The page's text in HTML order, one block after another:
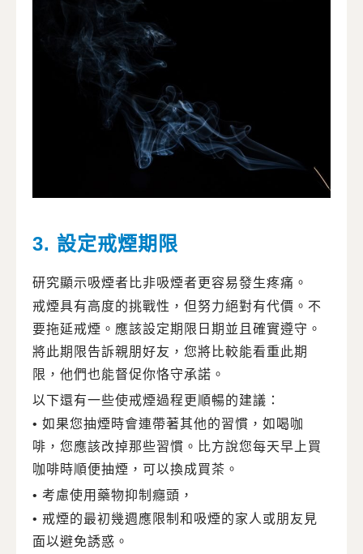
3. 設定戒煙期限
研究顯示吸煙者比非吸煙者更容易發生疼痛。
戒煙具有高度的挑戰性，但努力絕對有代價。不
要拖延戒煙。應該設定期限日期並且確實遵守。
將此期限告訴親朋好友，您將比較能看重此期
限，他們也能督促你恪守承諾。
以下還有一些使戒煙過程更順暢的建議：
• 如果您抽煙時會連帶著其他的習慣，如喝咖
啡，您應該改掉那些習慣。比方說您每天早上買
咖啡時順便抽煙，可以換成買茶。
• 考慮使用藥物抑制癮頭，
• 戒煙的最初幾週應限制和吸煙的家人或朋友見
面以避免誘惑。